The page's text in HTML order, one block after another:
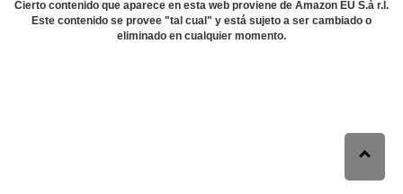
Cierto contenido que aparece en esta web proviene de Amazon EU S.à r.l.
Este contenido se provee "tal cual" y está sujeto a ser cambiado o
eliminado en cualquier momento.